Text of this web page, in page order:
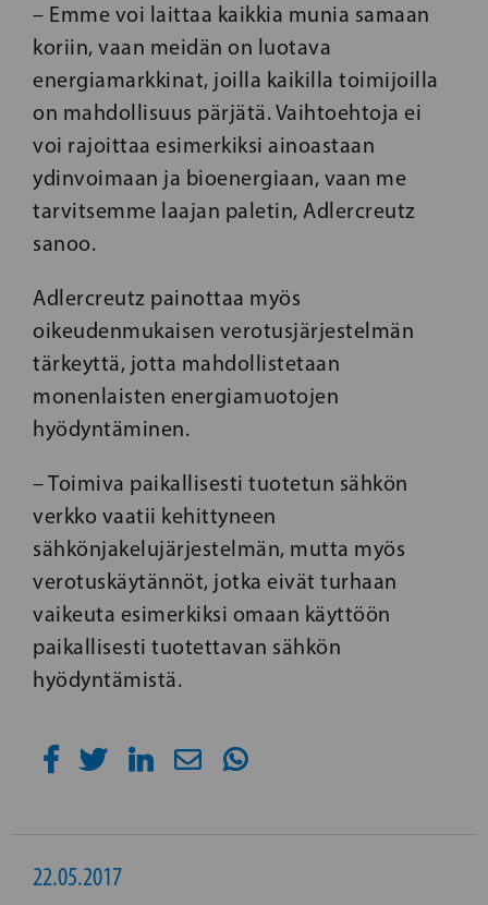
– Emme voi laittaa kaikkia munia samaan
koriin, vaan meidän on luotava
energiamarkkinat, joilla kaikilla toimijoilla
on mahdollisuus pärjätä. Vaihtoehtoja ei
voi rajoittaa esimerkiksi ainoastaan
ydinvoimaan ja bioenergiaan, vaan me
tarvitsemme laajan paletin, Adlercreutz
sanoo.
Adlercreutz painottaa myös
oikeudenmukaisen verotusjärjestelmän
tärkeyttä, jotta mahdollistetaan
monenlaisten energiamuotojen
hyödyntäminen.
– Toimiva paikallisesti tuotetun sähkön
verkko vaatii kehittyneen
sähkönjakelujärjestelmän, mutta myös
verotuskäytännöt, jotka eivät turhaan
vaikeuta esimerkiksi omaan käyttöön
paikallisesti tuotettavan sähkön
hyödyntämistä.
22.05.2017